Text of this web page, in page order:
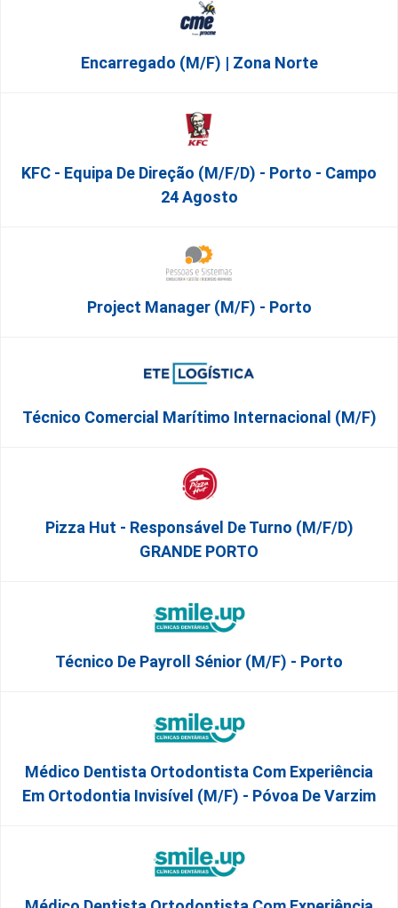
Encarregado (m/f) | Zona Norte
KFC - Equipa De Direção (m/f/d) - Porto - Campo
24 Agosto
Project Manager (m/f) - Porto
Técnico Comercial Marítimo Internacional (m/f)
Pizza Hut - Responsável De Turno (m/f/d)
GRANDE PORTO
Técnico De Payroll Sénior (M/F) - Porto
Médico Dentista Ortodontista Com Experiência
Em Ortodontia Invisível (M/F) - Póvoa De Varzim